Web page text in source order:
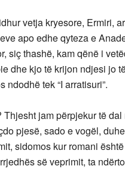
vetja kryesore, Ermiri,
apo edhe qyteza e
siç thashë, kam qënë i
dhe kjo të krijon ndjesi jo
tek “I arratisuri”.
jam përpjekur të
pjesë, sado e vogël,
sidomos kur romani
së veprimit, ta